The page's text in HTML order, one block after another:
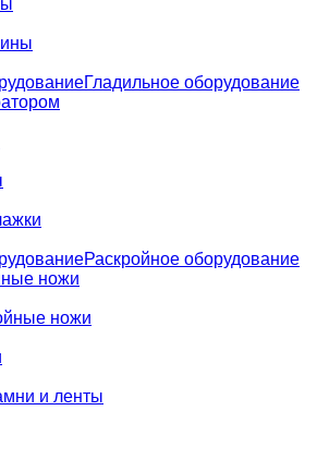
Гладильное оборудование
Раскройное оборудование
ножи
ножи
и ленты